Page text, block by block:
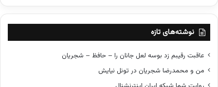
ی
ا
!
ف
نوشته‌های تازه
عاقبت رقیبم زد بوسه لعل جانان را – حافظ – شجریان
من و محمدرضا شجریان در تونل نیایش